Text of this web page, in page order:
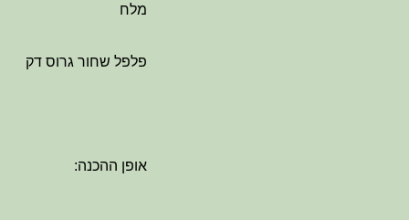
מלח
פלפל שחור גרוס דק
אופן ההכנה: